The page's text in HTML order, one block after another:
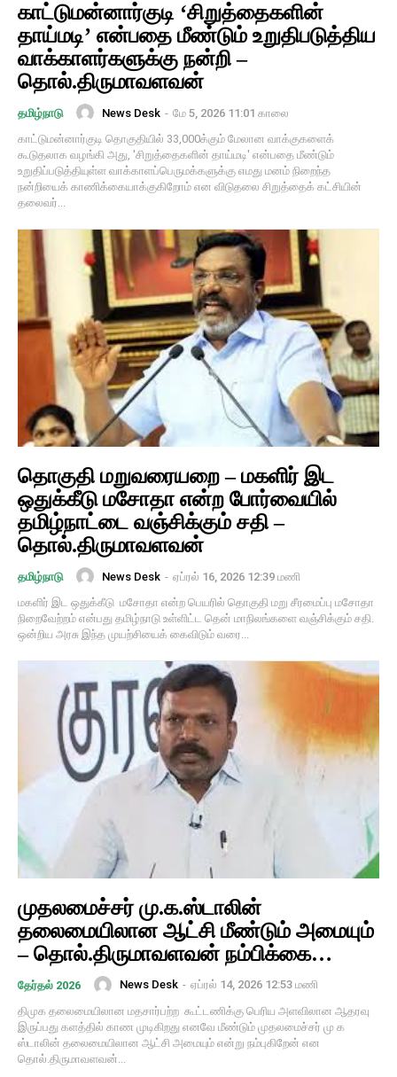
காட்டுமன்னார்குடி ‘சிறுத்தைகளின்
தாய்மடி’ என்பதை மீண்டும் உறுதிபடுத்திய
வாக்காளர்களுக்கு நன்றி –
தொல்.திருமாவளவன்
தமிழ்நாடு News Desk - மே 5, 2026 11:01 காலை
காட்டுமன்னார்குடி தொகுதியில் 33,000க்கும் மேலான வாக்குகளைக்
கூடுதலாக வழங்கி அது, 'சிறுத்தைகளின் தாய்மடி' என்பதை மீண்டும்
உறுதிப்படுத்தியுள்ள வாக்காளப்பெருமக்களுக்கு எமது மனம் நிறைந்த
நன்றியைக் காணிக்கையாக்குகிறோம் என விடுதலை சிறுத்தைக் கட்சியின்
தலைவர்...
தொகுதி மறுவரையறை – மகளிர் இட
ஒதுக்கீடு மசோதா என்ற போர்வையில்
தமிழ்நாட்டை வஞ்சிக்கும் சதி –
தொல்.திருமாவளவன்
தமிழ்நாடு News Desk - ஏப்ரல் 16, 2026 12:39 மணி
மகளிர் இட ஒதுக்கீடு மசோதா என்ற பெயரில் தொகுதி மறு சீரமைப்பு மசோதா
நிறைவேற்றம் என்பது தமிழ்நாடு உள்ளிட்ட தென் மாநிலங்களை வஞ்சிக்கும் சதி.
ஒன்றிய அரசு இந்த முயற்சியைக் கைவிடும் வரை...
முதலமைச்சர் மு.க.ஸ்டாலின்
தலைமையிலான ஆட்சி மீண்டும் அமையும்
– தொல்.திருமாவளவன் நம்பிக்கை…
தேர்தல் 2026 News Desk - ஏப்ரல் 14, 2026 12:53 மணி
திமுக தலைமையிலான மதசார்பற்ற கூட்டணிக்கு பெரிய அளவிலான ஆதரவு
இருப்பது களத்தில் காண முடிகிறது எனவே மீண்டும் முதலமைச்சர் மு க
ஸ்டாலின் தலைமையிலான ஆட்சி அமையும் என்று நம்புகிறேன் என
தொல்.திருமாவளவன்...